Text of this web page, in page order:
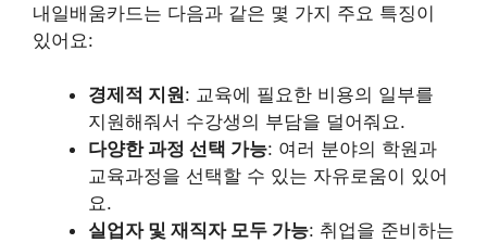
내일배움카드는 다음과 같은 몇 가지 주요 특징이
있어요:
경제적 지원: 교육에 필요한 비용의 일부를
지원해줘서 수강생의 부담을 덜어줘요.
다양한 과정 선택 가능: 여러 분야의 학원과
교육과정을 선택할 수 있는 자유로움이 있어
요.
실업자 및 재직자 모두 가능: 취업을 준비하는